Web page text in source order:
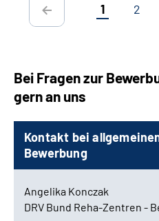
1 2
Bei Fragen zur
gern an uns
Kontakt bei
Bewerbung
Angelika Konczak
DRV Bund Reha-Zentren -